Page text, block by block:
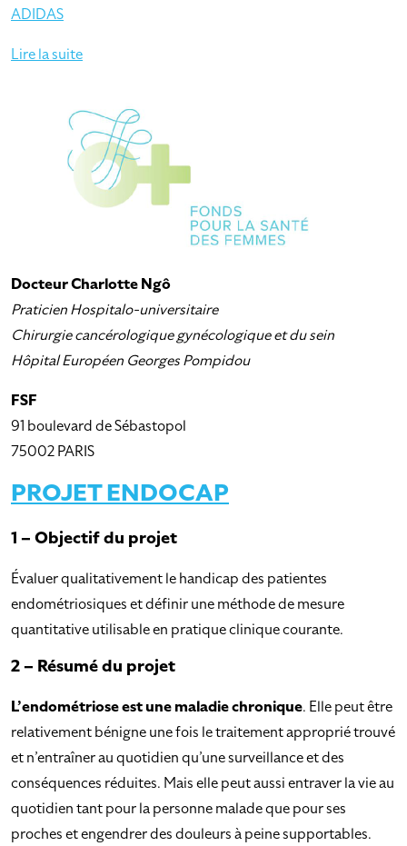
ADIDAS
Lire la suite
Docteur Charlotte Ngô
Praticien Hospitalo-universitaire
Chirurgie cancérologique gynécologique et du sein
Hôpital Européen Georges Pompidou
FSF
91 boulevard de Sébastopol
75002 PARIS
PROJET ENDOCAP
1 – Objectif du projet
Évaluer qualitativement le handicap des patientes
endométriosiques et définir une méthode de mesure
quantitative utilisable en pratique clinique courante.
2 – Résumé du projet
L’endométriose est une maladie chronique. Elle peut être
relativement bénigne une fois le traitement approprié trouvé
et n’entraîner au quotidien qu’une surveillance et des
conséquences réduites. Mais elle peut aussi entraver la vie au
quotidien tant pour la personne malade que pour ses
proches et engendrer des douleurs à peine supportables.